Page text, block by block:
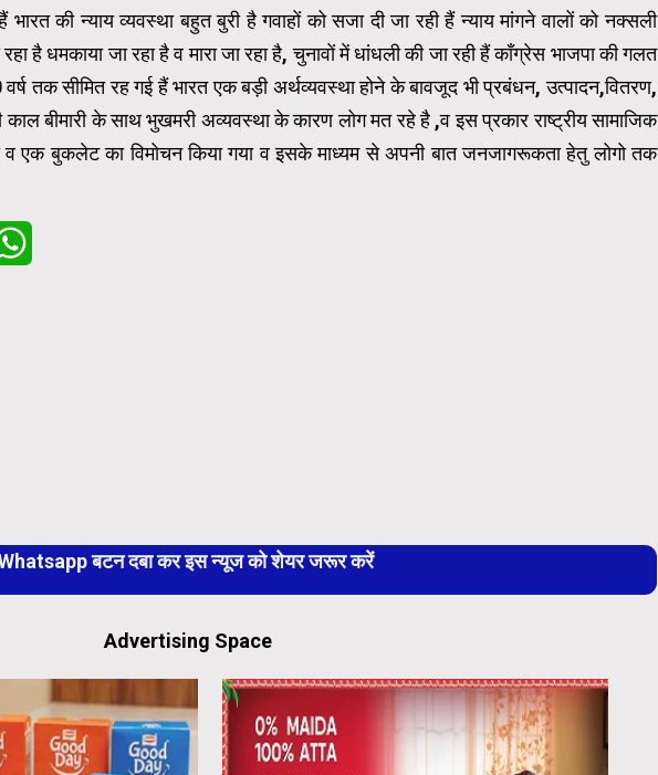
की न्याय व्यवस्था बहुत बुरी है गवाहों को सजा दी जा रही हैं न्याय मांगने वालों को नक्सली
रहा है धमकाया जा रहा है व मारा जा रहा है, चुनावों में धांधली की जा रही हैं कॉंग्रेस भाजपा की गलत
तक सीमित रह गई हैं भारत एक बड़ी अर्थव्यवस्था होने के बावजूद भी प्रबंधन, उत्पादन,वितरण,
काल बीमारी के साथ भुखमरी अव्यवस्था के कारण लोग मत रहे है ,व इस प्रकार राष्ट्रीय सामाजिक
एक बुकलेट का विमोचन किया गया व इसके माध्यम से अपनी बात जनजागरूकता हेतु लोगो तक
बटन दबा कर इस न्यूज को शेयर जरूर करें
Advertising Space